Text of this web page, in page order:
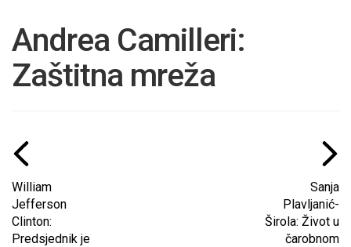
Andrea Camilleri:
Zaštitna mreža
William
Jefferson
Clinton:
Predsjednik je
Sanja
Plavljanić-
Širola: Život u
čarobnom